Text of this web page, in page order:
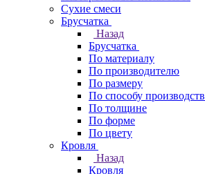
Сухие смеси
Брусчатка
Назад
Брусчатка
По материалу
По производителю
По размеру
По способу
По толщине
По форме
По цвету
Кровля
Назад
Кровля